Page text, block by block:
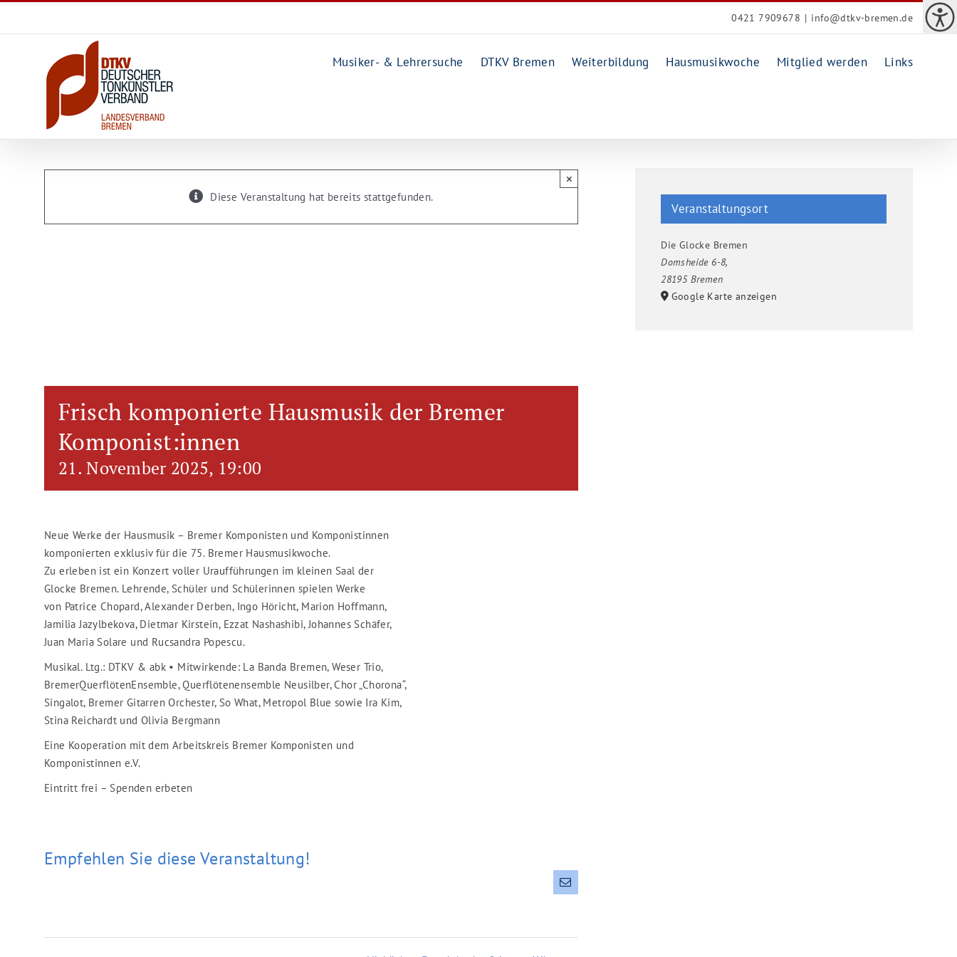
0421 7909678 | info@dtkv-bremen.de
Musiker- & Lehrersuche DTKV Bremen Weiterbildung Hausmusikwoche Mitglied werden Links
Diese Veranstaltung hat bereits stattgefunden.
×
Frisch komponierte Hausmusik der Bremer
Komponist:innen
21. November 2025, 19:00
Neue Werke der Hausmusik – Bremer Komponisten und Komponistinnen
komponierten exklusiv für die 75. Bremer Hausmusikwoche.
Zu erleben ist ein Konzert voller Uraufführungen im kleinen Saal der
Glocke Bremen. Lehrende, Schüler und Schülerinnen spielen Werke
von Patrice Chopard, Alexander Derben, Ingo Höricht, Marion Hoffmann,
Jamilia Jazylbekova, Dietmar Kirstein, Ezzat Nashashibi, Johannes Schäfer,
Juan Maria Solare und Rucsandra Popescu.
Musikal. Ltg.: DTKV & abk • Mitwirkende: La Banda Bremen, Weser Trio,
BremerQuerflötenEnsemble, Querflötenensemble Neusilber, Chor „Chorona“,
Singalot, Bremer Gitarren Orchester, So What, Metropol Blue sowie Ira Kim,
Stina Reichardt und Olivia Bergmann
Eine Kooperation mit dem Arbeitskreis Bremer Komponisten und
Komponistinnen e.V.
Eintritt frei – Spenden erbeten
Empfehlen Sie diese Veranstaltung!
E-
Mail
Veranstaltungsort
Die Glocke Bremen
Domsheide 6-8,
28195 Bremen
Google Karte anzeigen